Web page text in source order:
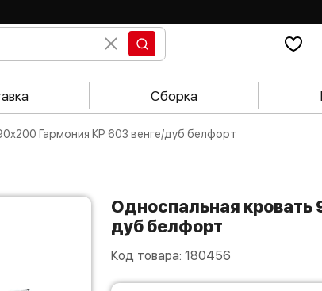
Сборка
Гармония КР 603 венге/дуб белфорт
Односпальная кровать 90х200 Гармония КР 603 венге/
дуб белфорт
Код товара: 180456